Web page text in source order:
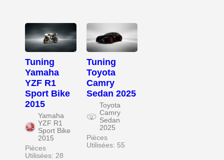
Tuning
Yamaha
YZF R1
Sport Bike
2015
Yamaha
YZF R1
Sport Bike
2015
Pièces
Utilisées: 28
Tuning
Toyota
Camry
Sedan 2025
Toyota
Camry
Sedan
2025
Pièces
Utilisées: 55